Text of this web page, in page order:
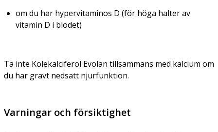
om du har hypervitaminos D (för höga halter av
vitamin D i blodet)
Ta inte Kolekalciferol Evolan tillsammans med kalcium om
du har gravt nedsatt njurfunktion.
Varningar och försiktighet